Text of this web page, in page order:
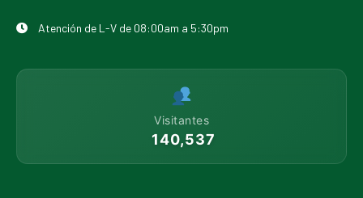
Atención de L-V de 08:00am a 5:30pm
Visitantes
140,537